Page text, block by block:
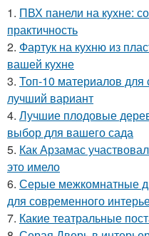
1. ПВХ панели на кухне:
практичность
2. Фартук на кухню из
вашей кухне
3. Топ-10 материалов для
лучший вариант
4. Лучшие плодовые
выбор для вашего сада
5. Как Арзамас
это имело
6. Серые межкомнатные
для современного
7. Какие театральные